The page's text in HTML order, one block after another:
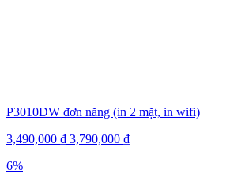
P3010DW đơn năng (in 2 mặt, in wifi)
3,490,000 ₫ 3,790,000 ₫
6%